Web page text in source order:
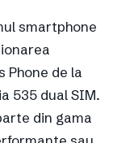
smartphone
Phone de la
535 dual SIM.
din gama